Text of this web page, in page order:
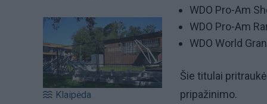
Klaipėda
WDO Pro-Am
WDO Pro-Am
WDO World
Šie titulai
pripažinimo.